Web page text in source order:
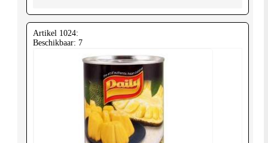
Artikel 1024:
Beschikbaar: 7